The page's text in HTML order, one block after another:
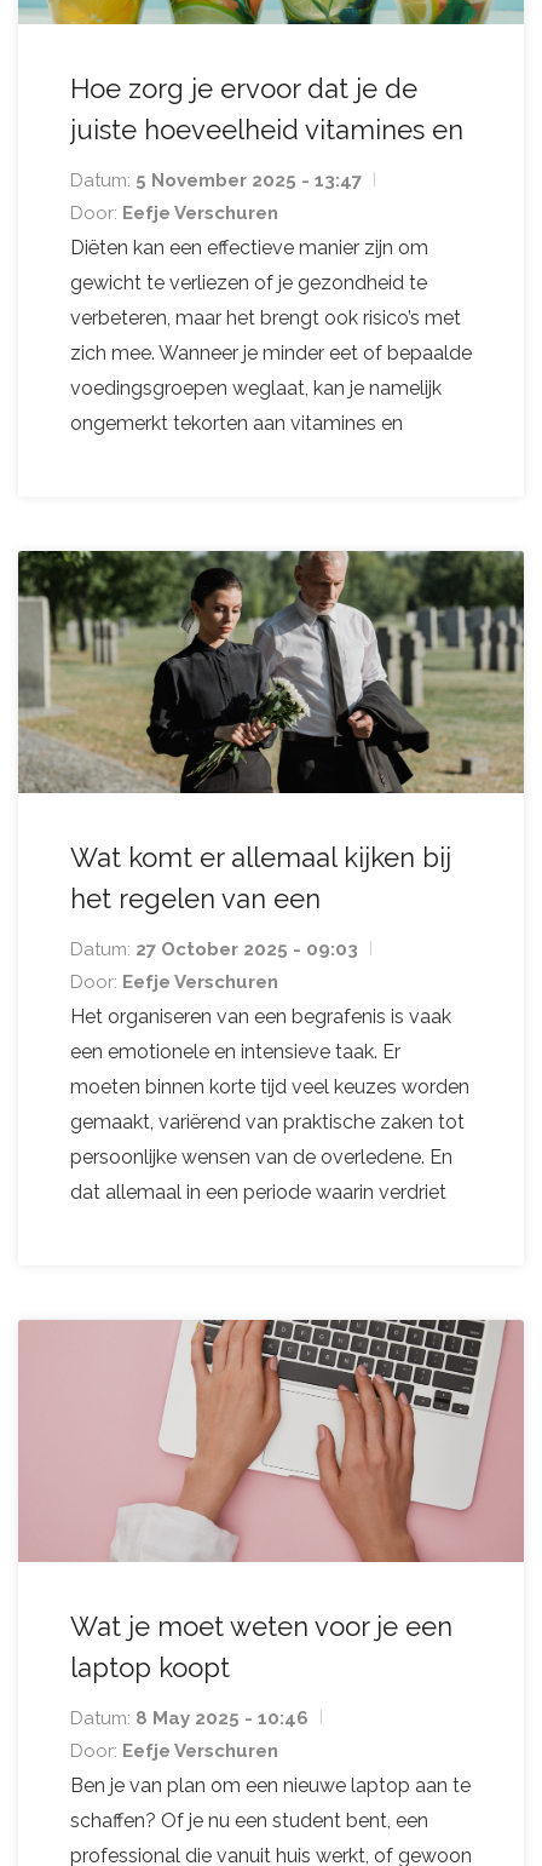
Hoe zorg je ervoor dat je de
juiste hoeveelheid vitamines en
mineralen binnenkrijgt tijdens
het diëten?
Datum: 5 November 2025 - 13:47
Door: Eefje Verschuren
Diëten kan een effectieve manier zijn om
gewicht te verliezen of je gezondheid te
verbeteren, maar het brengt ook risico’s met
zich mee. Wanneer je minder eet of bepaalde
voedingsgroepen weglaat, kan je namelijk
ongemerkt tekorten aan vitamines en
Wat komt er allemaal kijken bij
het regelen van een
begrafenis?
Datum: 27 October 2025 - 09:03
Door: Eefje Verschuren
Het organiseren van een begrafenis is vaak
een emotionele en intensieve taak. Er
moeten binnen korte tijd veel keuzes worden
gemaakt, variërend van praktische zaken tot
persoonlijke wensen van de overledene. En
dat allemaal in een periode waarin verdriet
Wat je moet weten voor je een
laptop koopt
Datum: 8 May 2025 - 10:46
Door: Eefje Verschuren
Ben je van plan om een nieuwe laptop aan te
schaffen? Of je nu een student bent, een
professional die vanuit huis werkt, of gewoon